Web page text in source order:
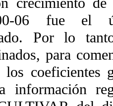
06 fue el
Por lo
para
los coeficientes
información